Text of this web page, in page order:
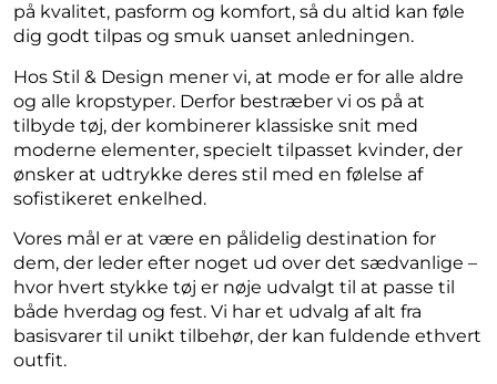
på kvalitet, pasform og komfort, så du altid kan føle
dig godt tilpas og smuk uanset anledningen.
Hos Stil & Design mener vi, at mode er for alle aldre
og alle kropstyper. Derfor bestræber vi os på at
tilbyde tøj, der kombinerer klassiske snit med
moderne elementer, specielt tilpasset kvinder, der
ønsker at udtrykke deres stil med en følelse af
sofistikeret enkelhed.
Vores mål er at være en pålidelig destination for
dem, der leder efter noget ud over det sædvanlige –
hvor hvert stykke tøj er nøje udvalgt til at passe til
både hverdag og fest. Vi har et udvalg af alt fra
basisvarer til unikt tilbehør, der kan fuldende ethvert
outfit.